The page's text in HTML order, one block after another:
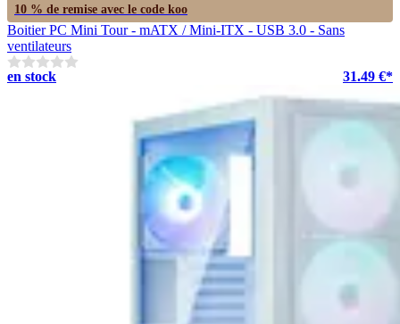
10 % de remise avec le code koo
Boitier PC Mini Tour - mATX / Mini-ITX - USB 3.0 - Sans
ventilateurs
en stock
31.49 €*